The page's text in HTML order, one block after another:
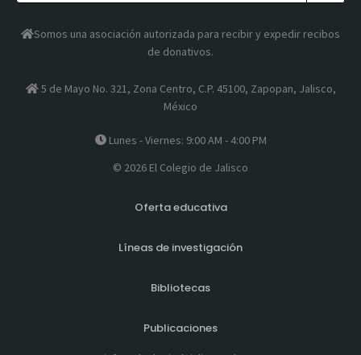
Somos una asociación autorizada para recibir y expedir recibos
de donativos.
5 de Mayo No. 321, Zona Centro, C.P. 45100, Zapopan, Jalisco,
México
Lunes - Viernes: 9:00 AM - 4:00 PM
© 2026 El Colegio de Jalisco
Oferta educativa
Líneas de investigación
Bibliotecas
Publicaciones